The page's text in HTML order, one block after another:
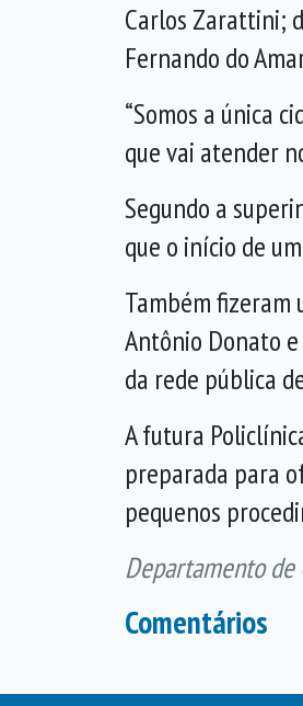
Carlos Zarattini;
Fernando do
“Somos a única
que vai atender
Segundo a
que o início de
Também fizeram
Antônio Donato
da rede pública
A futura
preparada para
pequenos
Departamento de
Comentários